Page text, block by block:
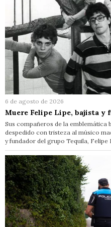
6 de agosto de 2026
Muere Felipe Lipe, bajista y
Sus compañeros de la emblemática
despedido con tristeza al músico
y fundador del grupo Tequila, Felipe